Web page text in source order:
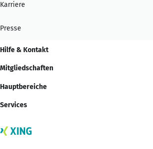
Karriere
Presse
Hilfe & Kontakt
Mitgliedschaften
Hauptbereiche
Services